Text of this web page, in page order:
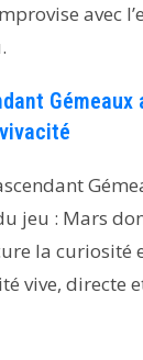
avec
Gémeaux
jeu : Mars
la curiosité
vive, directe